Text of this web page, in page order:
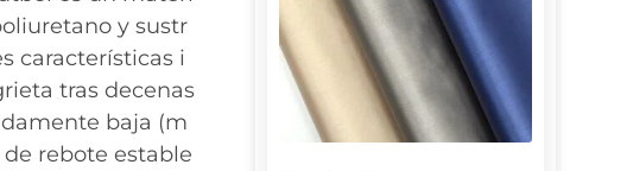
y sustr
características i
tras decenas
baja (m
rebote estable